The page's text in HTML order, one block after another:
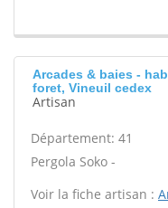
Arcades & baies -
foret, Vineuil cedex
Artisan
Département: 41
Pergola Soko -
Voir la fiche artisan :